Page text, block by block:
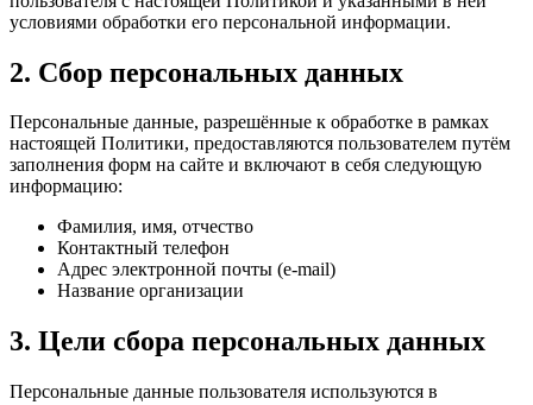
условиями обработки его персональной информации.
2. Сбор персональных данных
Персональные данные, разрешённые к обработке в рамках
настоящей Политики, предоставляются пользователем путём
заполнения форм на сайте и включают в себя следующую
информацию:
Фамилия, имя, отчество
Контактный телефон
Адрес электронной почты (e-mail)
Название организации
3. Цели сбора персональных данных
Персональные данные пользователя используются в